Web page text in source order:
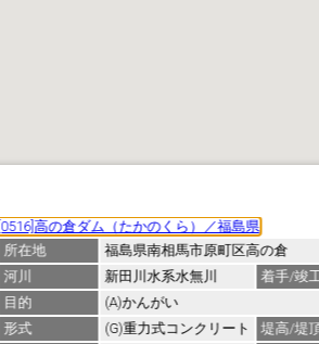
[0516]高の倉ダム（たかのくら）／福島県
所在地
福島県南相馬市原町区高の倉
河川
新田川水系水無川
着手/竣
目的
(A)かんがい
形式
(G)重力式コンクリート
堤高/堤